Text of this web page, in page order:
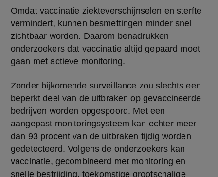
Omdat vaccinatie ziekteverschijnselen en sterfte
vermindert, kunnen besmettingen minder snel
zichtbaar worden. Daarom benadrukken
onderzoekers dat vaccinatie altijd gepaard moet
gaan met actieve monitoring.
Zonder bijkomende surveillance zou slechts een
beperkt deel van de uitbraken op gevaccineerde
bedrijven worden opgespoord. Met een
aangepast monitoringsysteem kan echter meer
dan 93 procent van de uitbraken tijdig worden
gedetecteerd. Volgens de onderzoekers kan
vaccinatie, gecombineerd met monitoring en
snelle bestrijding, toekomstige grootschalige